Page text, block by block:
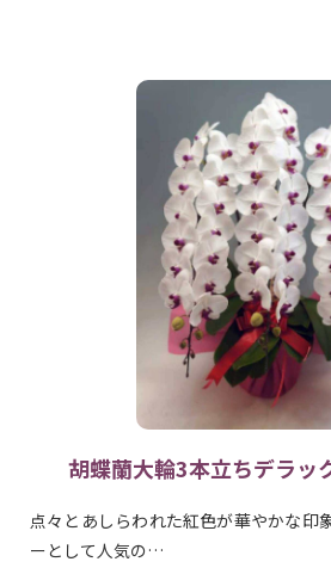
胡蝶蘭大輪3本立ちデラ
点々とあしらわれた紅色が華やかな印
ーとして人気の…